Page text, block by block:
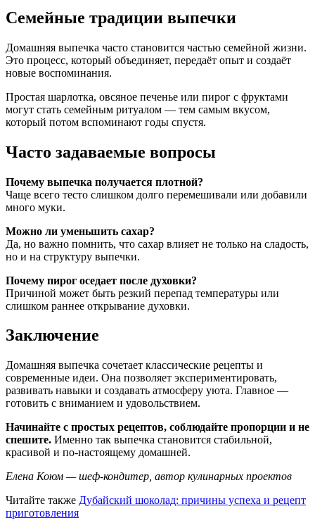
Семейные традиции выпечки
Домашняя выпечка часто становится частью семейной жизни.
Это процесс, который объединяет, передаёт опыт и создаёт
новые воспоминания.
Простая шарлотка, овсяное печенье или пирог с фруктами
могут стать семейным ритуалом — тем самым вкусом,
который потом вспоминают годы спустя.
Часто задаваемые вопросы
Почему выпечка получается плотной?
Чаще всего тесто слишком долго перемешивали или добавили
много муки.
Можно ли уменьшить сахар?
Да, но важно помнить, что сахар влияет не только на сладость,
но и на структуру выпечки.
Почему пирог оседает после духовки?
Причиной может быть резкий перепад температуры или
слишком раннее открывание духовки.
Заключение
Домашняя выпечка сочетает классические рецепты и
современные идеи. Она позволяет экспериментировать,
развивать навыки и создавать атмосферу уюта. Главное —
готовить с вниманием и удовольствием.
Начинайте с простых рецептов, соблюдайте пропорции и не
спешите. Именно так выпечка становится стабильной,
красивой и по-настоящему домашней.
Елена Коюм — шеф-кондитер, автор кулинарных проектов
Читайте также Дубайский шоколад: причины успеха и рецепт
приготовления